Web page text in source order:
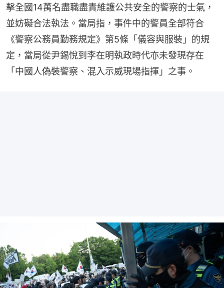
擊全國14萬名盡職盡責維護公共安全的警察的士氣，
並妨礙合法執法。當局指，事件中的警員全部符合
《警察公務員勤務規定》第5條「儀容與服裝」的規
定，當局從尹錫悅到李在明執政時代亦未發現存在
「中國人偽裝警察、混入示威現場指揮」之事。